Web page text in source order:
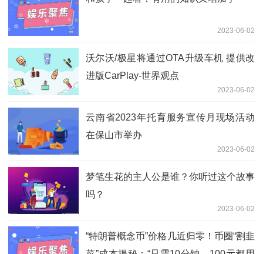
2023-06-02
沃尔沃/极星将通过OTA升级车机 提供改
进版CarPlay-世界观点
2023-06-02
云南省2023年托育服务宣传月现场活动
在保山市举办
2023-06-02
梦笔生花的主人公是谁？你听过这个故事
吗？
2023-06-02
“特朗普概念币”价格几近归零！币圈“割韭